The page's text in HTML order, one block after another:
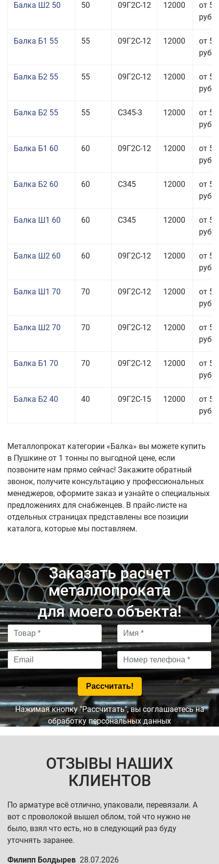
Балка Ш2 50 50 09Г2С-12 12000
от
руб.
Балка Б1 55 55 09Г2С-12 12000
от
руб.
Балка Б2 55 55 09Г2С-12 12000
от
руб.
Балка Б2 55 55 С345-3 12000
от
руб.
Балка Б1 60 60 09Г2С-12 12000
от
руб.
Балка Б2 60 60 С345 12000
от
руб.
Балка Ш1 60 60 С345 12000
от
руб.
Балка Ш2 60 60 09Г2С-12 12000
от
руб.
Балка Ш1 70 70 09Г2С-12 12000
от
руб.
Балка Ш2 70 70 09Г2С-12 12000
от
руб.
Балка Б1 70 70 09Г2С-12 12000
от
руб.
Балка Б2 40 40 09Г2С-15 12000
от
руб.
Металлопрокат категории «Балка» вы можете купить
в Пушкине от 1 тонны по выгодной цене, если
позвоните нам прямо сейчас! Закажите обратный
звонок, получите консультацию у профессиональных
менеджеров, оформите заказ и узнайте о специальных
предложениях для снабженцев. В прайс-листе на
отдельных страницах представлены все позиции
каталога, которые мы поставляем.
Заказать расчет
металлопроката
для моего объекта!
Нажимая кнопку "Рассчитать", вы соглашаетесь на
обработку персональных данных
ОТЗЫВЫ НАШИХ
КЛИЕНТОВ
По арматуре всё отлично, упаковали, перевязали. А
вот с проволокой вышел облом, той что нужно не
было, взял что есть, но в следующий раз буду
уточнять заранее.
Филипп Болдырев 28.07.2026